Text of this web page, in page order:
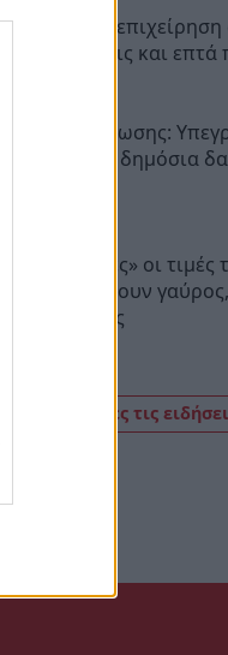
Αστυνομική
Έξι συλλήψεις και
Σχέδια Βελτίωσης:
Απόφαση με δημόσια
«Τσιμπημένες» οι
Πόσο κοστίζουν
μπακαλιάρος
Δείτε όλες τις